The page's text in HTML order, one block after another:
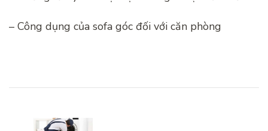
– Công dụng của sofa góc đối với căn phòng
hướng